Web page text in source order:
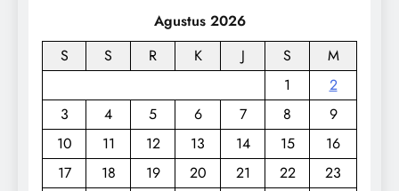
Agustus 2026
S
S R K J S
M
1
2
3
4 5 6 7 8
9
10
11 12 13 14 15
16
17
18 19 20 21 22 23